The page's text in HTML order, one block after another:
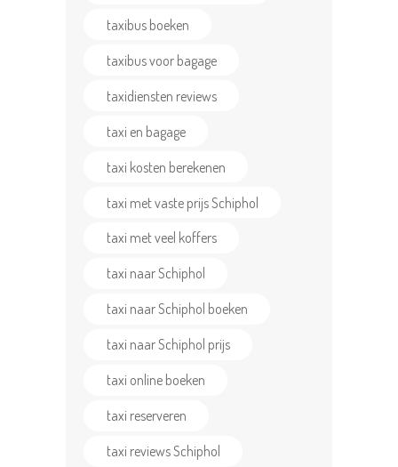
taxibus boeken
taxibus voor bagage
taxidiensten reviews
taxi en bagage
taxi kosten berekenen
taxi met vaste prijs Schiphol
taxi met veel koffers
taxi naar Schiphol
taxi naar Schiphol boeken
taxi naar Schiphol prijs
taxi online boeken
taxi reserveren
taxi reviews Schiphol